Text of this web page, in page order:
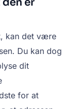
kan det være
Du kan dog
dit
for at